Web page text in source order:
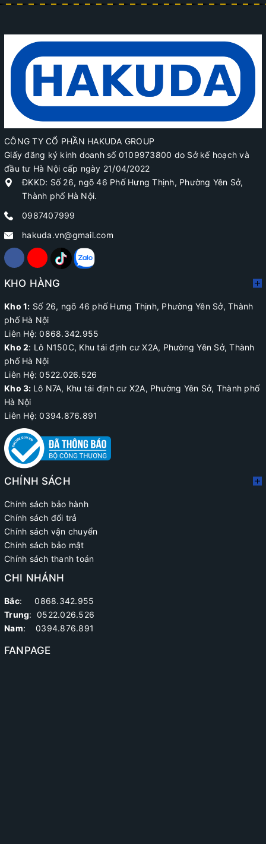
CÔNG TY CỔ PHẦN HAKUDA GROUP
Giấy đăng ký kinh doanh số 0109973800 do Sở kế hoạch và
đầu tư Hà Nội cấp ngày 21/04/2022
ĐKKD: Số 26, ngõ 46 Phố Hưng Thịnh, Phường Yên Sở,
Thành phố Hà Nội.
0987407999
hakuda.vn@gmail.com
KHO HÀNG
Kho 1: Số 26, ngõ 46 phố Hưng Thịnh, Phường Yên Sở, Thành
phố Hà Nội
Liên Hệ: 0868.342.955
Kho 2: Lô N150C, Khu tái định cư X2A, Phường Yên Sở, Thành
phố Hà Nội
Liên Hệ:0522.026.526
Kho 3: Lô N7A, Khu tái định cư X2A, Phường Yên Sở, Thành phố
Hà Nội
Liên Hệ: 0394.876.891
CHÍNH SÁCH
Chính sách bảo hành
Chính sách đổi trả
Chính sách vận chuyển
Chính sách bảo mật
Chính sách thanh toán
CHI NHÁNH
Bắc: 0868.342.955
Trung: 0522.026.526
Nam: 0394.876.891
FANPAGE